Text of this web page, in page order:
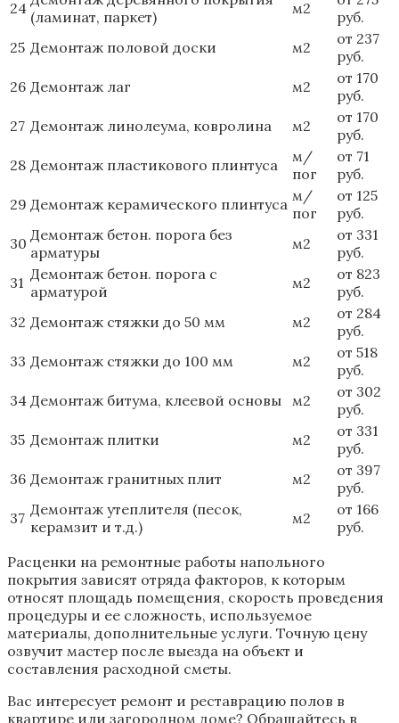
24 (ламинат, паркет)
м2
руб.
25 Демонтаж половой доски м2
от 237
руб.
26 Демонтаж лаг м2
от 170
руб.
27 Демонтаж линолеума, ковролина м2
от 170
руб.
28 Демонтаж пластикового плинтуса
м/
пог
от 71
руб.
29 Демонтаж керамического плинтуса м/
пог
от 125
руб.
30 Демонтаж бетон. порога без
арматуры
м2
от 331
руб.
31 Демонтаж бетон. порога с
арматурой
м2
от 823
руб.
32 Демонтаж стяжки до 50 мм м2
от 284
руб.
33 Демонтаж стяжки до 100 мм м2
от 518
руб.
34 Демонтаж битума, клеевой основы м2
от 302
руб.
35 Демонтаж плитки м2
от 331
руб.
36 Демонтаж гранитных плит м2
от 397
руб.
37 Демонтаж утеплителя (песок,
керамзит и т.д.)
м2
от 166
руб.
Расценки на ремонтные работы напольного
покрытия зависят отряда факторов, к которым
относят площадь помещения, скорость проведения
процедуры и ее сложность, используемое
материалы, дополнительные услуги. Точную цену
озвучит мастер после выезда на объект и
составления расходной сметы.
Вас интересует ремонт и реставрацию полов в
квартире или загородном доме? Обращайтесь в